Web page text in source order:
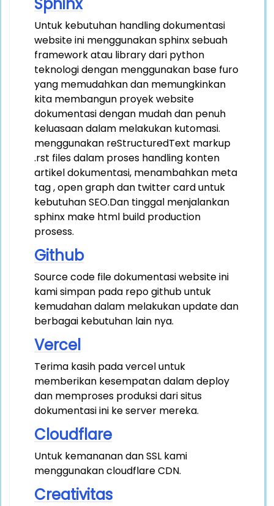
Untuk kebutuhan handling dokumentasi
website ini menggunakan sphinx sebuah
framework atau library dari python
teknologi dengan menggunakan base furo
yang memudahkan dan memungkinkan
kita membangun proyek website
dokumentasi dengan mudah dan penuh
keluasaan dalam melakukan kutomasi.
menggunakan reStructuredText markup
.rst files dalam proses handling konten
artikel dokumentasi, menambahkan meta
tag , open graph dan twitter card untuk
kebutuhan SEO.Dan tinggal menjalankan
sphinx make html build production
prosess.
Github
Source code file dokumentasi website ini
kami simpan pada repo github untuk
kemudahan dalam melakukan update dan
berbagai kebutuhan lain nya.
Vercel
Terima kasih pada vercel untuk
memberikan kesempatan dalam deploy
dan memproses produksi dari situs
dokumentasi ini ke server mereka.
Cloudflare
Untuk kemananan dan SSL kami
menggunakan cloudflare CDN.
Creativitas